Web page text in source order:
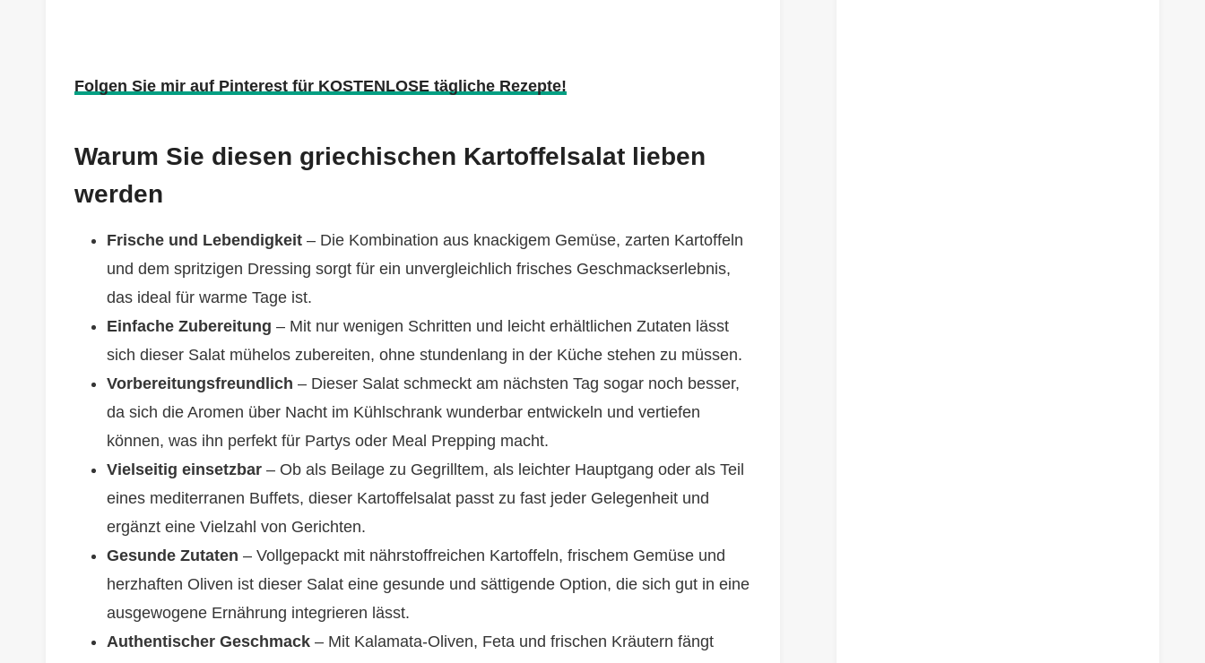
Folgen Sie mir auf Pinterest für KOSTENLOSE tägliche Rezepte!
Warum Sie diesen griechischen Kartoffelsalat lieben
werden
Frische und Lebendigkeit – Die Kombination aus knackigem Gemüse, zarten Kartoffeln
und dem spritzigen Dressing sorgt für ein unvergleichlich frisches Geschmackserlebnis,
das ideal für warme Tage ist.
Einfache Zubereitung – Mit nur wenigen Schritten und leicht erhältlichen Zutaten lässt
sich dieser Salat mühelos zubereiten, ohne stundenlang in der Küche stehen zu müssen.
Vorbereitungsfreundlich – Dieser Salat schmeckt am nächsten Tag sogar noch besser,
da sich die Aromen über Nacht im Kühlschrank wunderbar entwickeln und vertiefen
können, was ihn perfekt für Partys oder Meal Prepping macht.
Vielseitig einsetzbar – Ob als Beilage zu Gegrilltem, als leichter Hauptgang oder als Teil
eines mediterranen Buffets, dieser Kartoffelsalat passt zu fast jeder Gelegenheit und
ergänzt eine Vielzahl von Gerichten.
Gesunde Zutaten – Vollgepackt mit nährstoffreichen Kartoffeln, frischem Gemüse und
herzhaften Oliven ist dieser Salat eine gesunde und sättigende Option, die sich gut in eine
ausgewogene Ernährung integrieren lässt.
Authentischer Geschmack – Mit Kalamata-Oliven, Feta und frischen Kräutern fängt